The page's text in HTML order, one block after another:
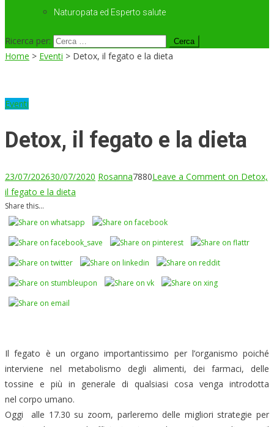
Naturopata ed Esperto salute
Ricerca per:
Home > Eventi > Detox, il fegato e la dieta
Eventi
Detox, il fegato e la dieta
23/07/202630/07/2020 Rosanna7880Leave a Comment on Detox,
il fegato e la dieta
Share this...
Il fegato è un organo importantissimo per l’organismo poiché
interviene nel metabolismo degli alimenti, dei farmaci, delle
tossine e più in generale di qualsiasi cosa venga introdotta
nel corpo umano.
Oggi alle 17.30 su zoom, parleremo delle migliori strategie per